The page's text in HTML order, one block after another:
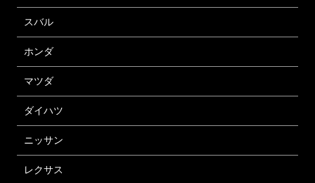
スバル
ホンダ
マツダ
ダイハツ
ニッサン
レクサス